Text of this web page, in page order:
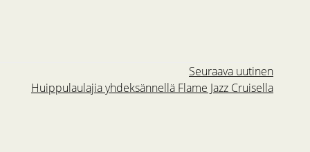
Seuraava uutinen
Huippulaulajia yhdeksännellä Flame Jazz Cruisella